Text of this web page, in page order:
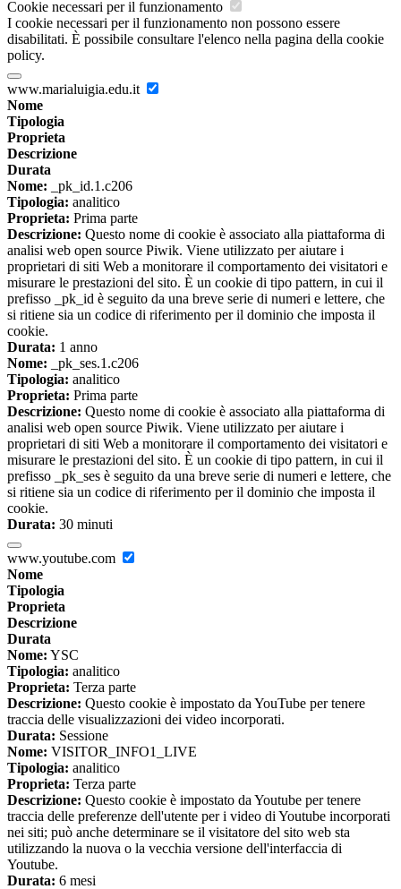
Cookie necessari per il funzionamento
I cookie necessari per il funzionamento non possono essere
disabilitati. È possibile consultare l'elenco nella pagina della cookie
policy.
www.marialuigia.edu.it
Nome
Tipologia
Proprieta
Descrizione
Durata
Nome: _pk_id.1.c206
Tipologia: analitico
Proprieta: Prima parte
Descrizione: Questo nome di cookie è associato alla piattaforma di
analisi web open source Piwik. Viene utilizzato per aiutare i
proprietari di siti Web a monitorare il comportamento dei visitatori e
misurare le prestazioni del sito. È un cookie di tipo pattern, in cui il
prefisso _pk_id è seguito da una breve serie di numeri e lettere, che
si ritiene sia un codice di riferimento per il dominio che imposta il
cookie.
Durata: 1 anno
Nome: _pk_ses.1.c206
Tipologia: analitico
Proprieta: Prima parte
Descrizione: Questo nome di cookie è associato alla piattaforma di
analisi web open source Piwik. Viene utilizzato per aiutare i
proprietari di siti Web a monitorare il comportamento dei visitatori e
misurare le prestazioni del sito. È un cookie di tipo pattern, in cui il
prefisso _pk_ses è seguito da una breve serie di numeri e lettere, che
si ritiene sia un codice di riferimento per il dominio che imposta il
cookie.
Durata: 30 minuti
www.youtube.com
Nome
Tipologia
Proprieta
Descrizione
Durata
Nome: YSC
Tipologia: analitico
Proprieta: Terza parte
Descrizione: Questo cookie è impostato da YouTube per tenere
traccia delle visualizzazioni dei video incorporati.
Durata: Sessione
Nome: VISITOR_INFO1_LIVE
Tipologia: analitico
Proprieta: Terza parte
Descrizione: Questo cookie è impostato da Youtube per tenere
traccia delle preferenze dell'utente per i video di Youtube incorporati
nei siti; può anche determinare se il visitatore del sito web sta
utilizzando la nuova o la vecchia versione dell'interfaccia di
Youtube.
Durata: 6 mesi